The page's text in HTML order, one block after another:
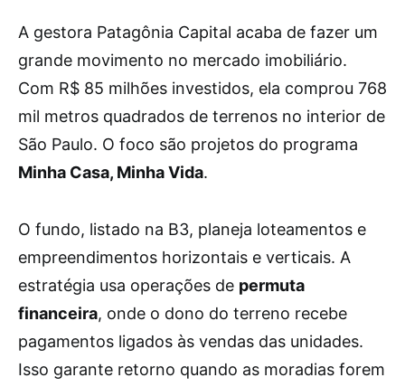
A gestora Patagônia Capital acaba de fazer um
grande movimento no mercado imobiliário.
Com R$ 85 milhões investidos, ela comprou 768
mil metros quadrados de terrenos no interior de
São Paulo. O foco são projetos do programa
Minha Casa, Minha Vida.
O fundo, listado na B3, planeja loteamentos e
empreendimentos horizontais e verticais. A
estratégia usa operações de permuta
financeira, onde o dono do terreno recebe
pagamentos ligados às vendas das unidades.
Isso garante retorno quando as moradias forem